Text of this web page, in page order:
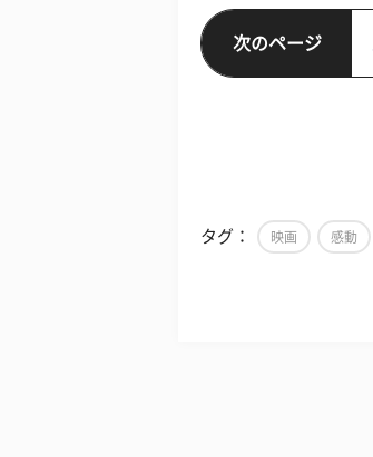
次のページ
タグ： 映画 感動